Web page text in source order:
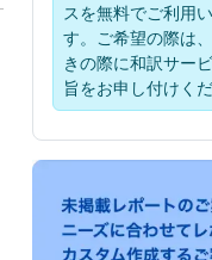
スを無料でご利用
す。ご希望の際は
きの際に和訳サー
旨をお申し付けく